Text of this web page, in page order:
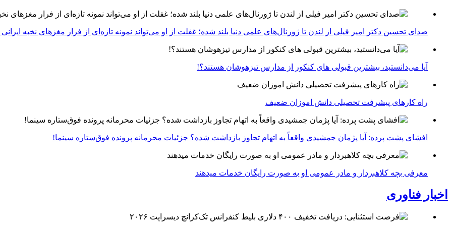
صدای تحسین دکتر امیر فیلی از لندن تا ژورنال‌های علمی دنیا بلند شده؛ غفلت از او می‌تواند نمونه تازه‌ای از فرار مغزهای نخبه ایرانی
آیا می‌دانستید، بیشترین قبولی های کنکور از مدارس تیزهوشان هستند؟!
راه کارهای پیشرفت تحصیلی دانش اموزان ضعیف
افشای پشت پرده: آیا پژمان جمشیدی واقعاً به اتهام تجاوز بازداشت شده؟ جزئیات محرمانه پرونده فوق‌ستاره سینما!
معرفی بچه کلاهبردار و مادر عمومی او به صورت رایگان خدمات میدهند
اخبار فناوری